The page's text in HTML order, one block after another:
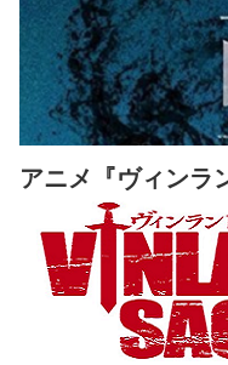
アニメ『ヴィンラ